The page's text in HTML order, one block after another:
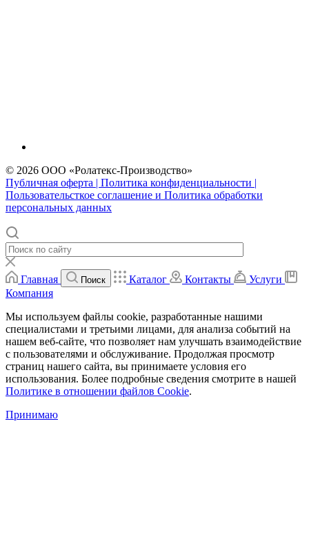
© 2026 ООО «Ролатекс-Производство»
Публичная оферта | Политика конфиденциальности |
Пользовательсткое соглашение и Политика обработки
персональных данных
Главная Поиск Каталог Контакты
Услуги
Компания
Мы используем файлы cookie, разработанные нашими
специалистами и третьими лицами, для анализа событий на
нашем веб-сайте, что позволяет нам улучшать взаимодействие
с пользователями и обслуживание. Продолжая просмотр
страниц нашего сайта, вы принимаете условия его
использования. Более подробные сведения смотрите в нашей
Политике в отношении файлов Cookie.
Принимаю